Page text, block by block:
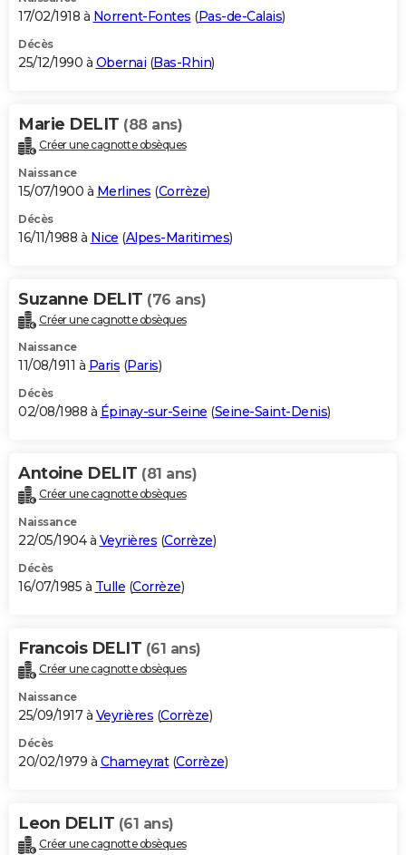
17/02/1918 à Norrent-Fontes (Pas-de-Calais)
Décès
25/12/1990 à Obernai (Bas-Rhin)
Marie DELIT (88 ans)
Créer une cagnotte obsèques
Naissance
15/07/1900 à Merlines (Corrèze)
Décès
16/11/1988 à Nice (Alpes-Maritimes)
Suzanne DELIT (76 ans)
Créer une cagnotte obsèques
Naissance
11/08/1911 à Paris (Paris)
Décès
02/08/1988 à Épinay-sur-Seine (Seine-Saint-Denis)
Antoine DELIT (81 ans)
Créer une cagnotte obsèques
Naissance
22/05/1904 à Veyrières (Corrèze)
Décès
16/07/1985 à Tulle (Corrèze)
Francois DELIT (61 ans)
Créer une cagnotte obsèques
Naissance
25/09/1917 à Veyrières (Corrèze)
Décès
20/02/1979 à Chameyrat(Corrèze)
Leon DELIT (61 ans)
Créer une cagnotte obsèques